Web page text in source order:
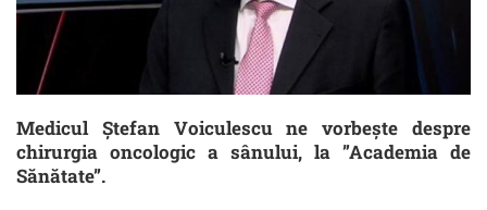
Medicul Ștefan Voiculescu ne vorbește despre
chirurgia oncologic a sânului, la ”Academia de
Sănătate”.